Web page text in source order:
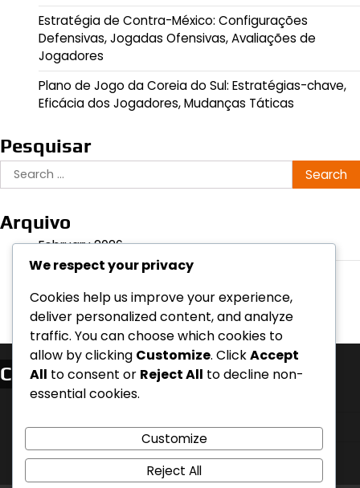
Estratégia de Contra-México: Configurações
Defensivas, Jogadas Ofensivas, Avaliações de
Jogadores
Plano de Jogo da Coreia do Sul: Estratégias-chave,
Eficácia dos Jogadores, Mudanças Táticas
Pesquisar
Search
for:
Arquivo
February 2026
January 2026
Categorias
Análise de Jogo
Estatísticas do Jogador
Estratégias de Equipa
We respect your privacy
Cookies help us improve your experience,
deliver personalized content, and analyze
traffic. You can choose which cookies to
allow by clicking Customize. ClickAccept
All to consent or Reject All to decline non-
essential cookies.
Customize
Reject All